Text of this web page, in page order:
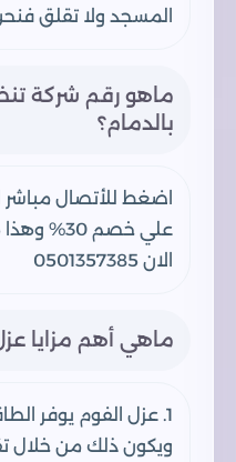
المسجد ولا تقلق
ماهو رقم شركة
بالدمام؟
اضغط للأتصال
علي خصم
الان 0501357385
ماهي أهم مزايا
1. عزل الفوم يوفر
ويكون ذلك من خلال